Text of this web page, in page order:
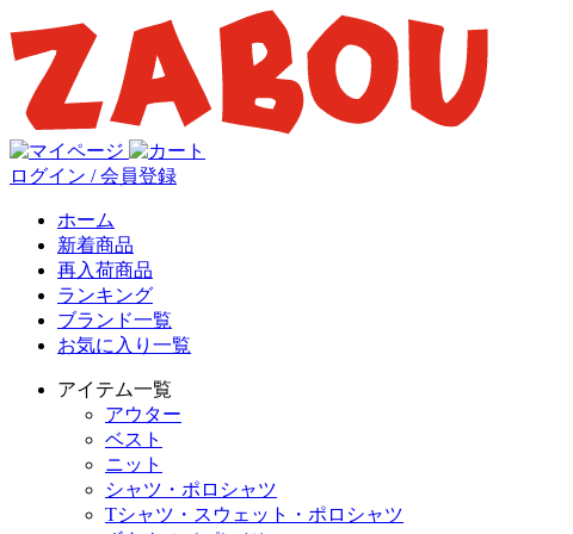
ログイン / 会員登録
ホーム
新着商品
再入荷商品
ランキング
ブランド一覧
お気に入り一覧
アイテム一覧
アウター
ベスト
ニット
シャツ・ポロシャツ
Tシャツ・スウェット・ポロシャツ